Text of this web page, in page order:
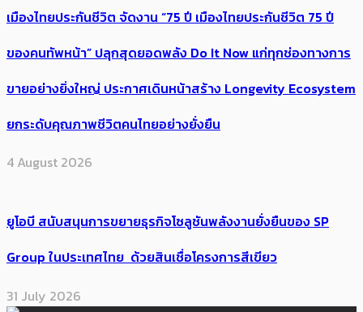
เมืองไทยประกันชีวิต จัดงาน “75 ปี เมืองไทยประกันชีวิต 75 ปี
ของคนทัพหน้า” ปลุกสุดยอดพลัง Do It Now แก่ทุกช่องทางการ
ขายอย่างยิ่งใหญ่ ประกาศเดินหน้าสร้าง Longevity Ecosystem
ยกระดับคุณภาพชีวิตคนไทยอย่างยั่งยืน
4 August 2026
ยูโอบี สนับสนุนการขยายธุรกิจโซลูชันพลังงานยั่งยืนของ SP
Group ในประเทศไทย ด้วยสินเชื่อโครงการสีเขียว
31 July 2026